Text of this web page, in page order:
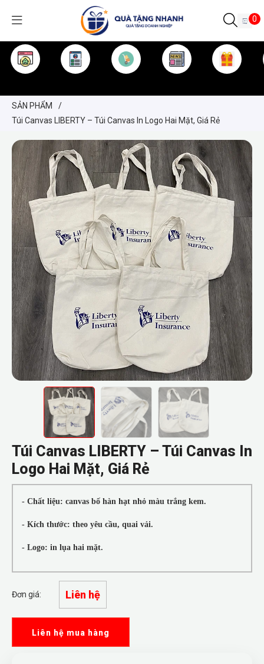
0
SẢN PHẨM
/
Túi Canvas LIBERTY – Túi Canvas In Logo Hai Mặt, Giá Rẻ
Túi Canvas LIBERTY – Túi Canvas In
Logo Hai Mặt, Giá Rẻ
- Chất liệu: canvas bố hàn hạt nhỏ màu trắng kem.
- Kích thước: theo yêu cầu, quai vải.
- Logo: in lụa hai mặt.
Đơn giá: Liên hệ
Liên hệ mua hàng